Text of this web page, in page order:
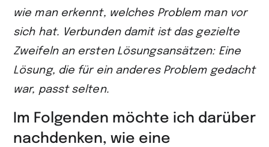
LinkedIn
teilen
wie man erkennt, welches Problem man vor
sich hat. Verbunden damit ist das gezielte
Zweifeln an ersten Lösungsansätzen: Eine
Lösung, die für ein anderes Problem gedacht
war, passt selten.
Im Folgenden möchte ich darüber
nachdenken, wie eine